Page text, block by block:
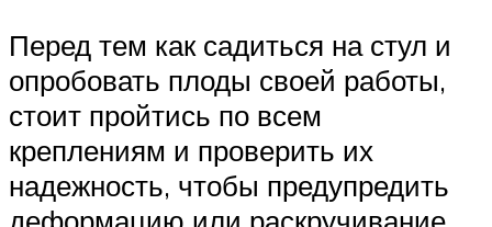
Перед тем как садиться на стул и
опробовать плоды своей работы,
стоит пройтись по всем
креплениям и проверить их
надежность, чтобы предупредить
деформацию или раскручивание